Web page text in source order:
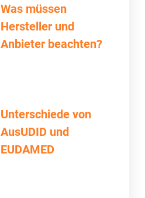
Was müssen
Hersteller und
Anbieter beachten?
Unterschiede von
AusUDID und
EUDAMED